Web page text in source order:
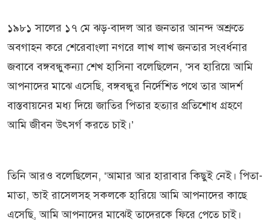
১৯৮১ সালের ১৭ মে ঝড়-বাদল আর জনতার আনন্দ অশ্রুতে
অবগাহন করে শেরেবাংলা নগরে লাখ লাখ জনতার সংবর্ধনার
জবাবে বঙ্গবন্ধুকন্যা শেখ হাসিনা বলেছিলেন, ‘সব হারিয়ে আমি
আপনাদের মাঝে এসেছি, বঙ্গবন্ধুর নির্দেশিত পথে তার আদর্শ
বাস্তবায়নের মধ্য দিয়ে জাতির পিতার হত্যার প্রতিশোধ গ্রহণে
আমি জীবন উৎসর্গ করতে চাই।’
তিনি আরও বলেছিলেন, ‘আমার আর হারাবার কিছুই নেই। পিতা-
মাতা, ভাই রাসেলসহ সকলকে হারিয়ে আমি আপনাদের কাছে
এসেছি, আমি আপনাদের মাঝেই তাদেরকে ফিরে পেতে চাই।